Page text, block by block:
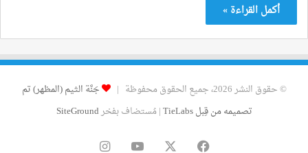
أكمل القراءة »
© حقوق النشر 2026، جميع الحقوق محفوظة |
جَنَّة الثيم (المظهر) تم
تصميمه من قِبل TieLabs
| مُستضاف بفخرSiteGround
فيسبوك ‫YouTube